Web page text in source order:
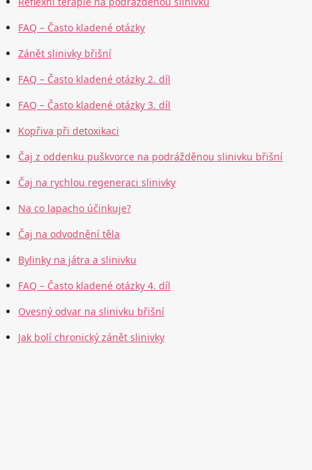
FAQ – Často kladené otázky
Zánět slinivky břišní
FAQ – Často kladené otázky 2. díl
FAQ – Často kladené otázky 3. díl
Kopřiva při detoxikaci
Čaj z oddenku puškvorce na podrážděnou slinivku břišní
Čaj na rychlou regeneraci slinivky
Na co lapacho účinkuje?
Čaj na odvodnění těla
Bylinky na játra a slinivku
FAQ – Často kladené otázky 4. díl
Ovesný odvar na slinivku břišní
Jak bolí chronický zánět slinivky